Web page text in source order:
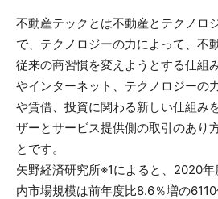
不動産テックとは不動産とテクノロ
で、テクノロジーの力によって、不
従来の商習慣を変えようとする仕組
やインターネット、テクノロジーの
や賃借、投資に関わる新しい仕組み
ザーとサービス提供側の取引のあり
とです。
矢野経済研究所※1によると、2020
内市場規模は前年度比8.6％増の